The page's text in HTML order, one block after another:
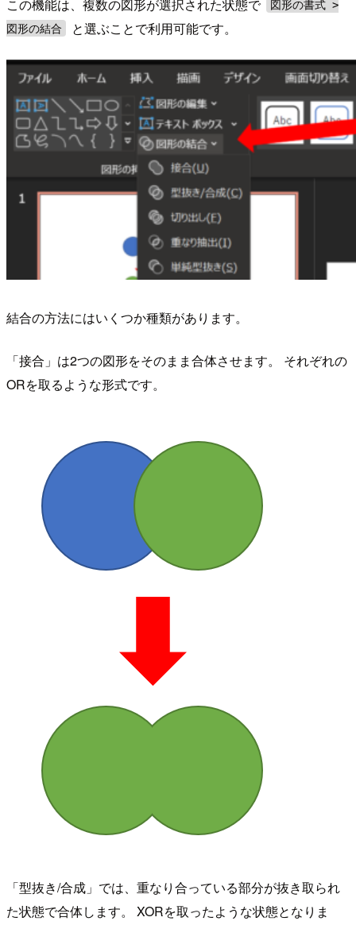
この機能は、複数の図形が選択された状態で
図形の書式 >
図形の結合
と選ぶことで利用可能です。
結合の方法にはいくつか種類があります。
「接合」は2つの図形をそのまま合体させます。 それぞれの
ORを取るような形式です。
「型抜き/合成」では、重なり合っている部分が抜き取られ
た状態で合体します。 XORを取ったような状態となりま